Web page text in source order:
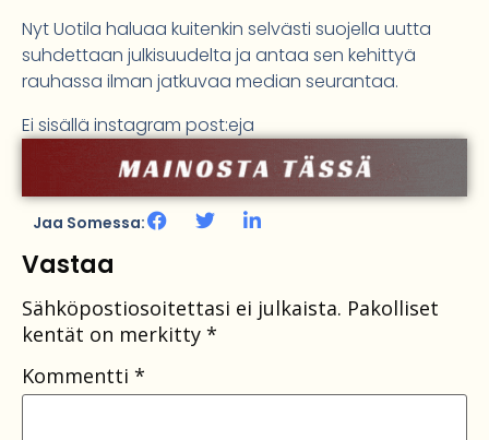
Nyt Uotila haluaa kuitenkin selvästi suojella uutta
suhdettaan julkisuudelta ja antaa sen kehittyä
rauhassa ilman jatkuvaa median seurantaa.
Ei sisällä instagram post:eja
Jaa Somessa:
Vastaa
Sähköpostiosoitettasi ei julkaista. Pakolliset
kentät on merkitty *
Kommentti *